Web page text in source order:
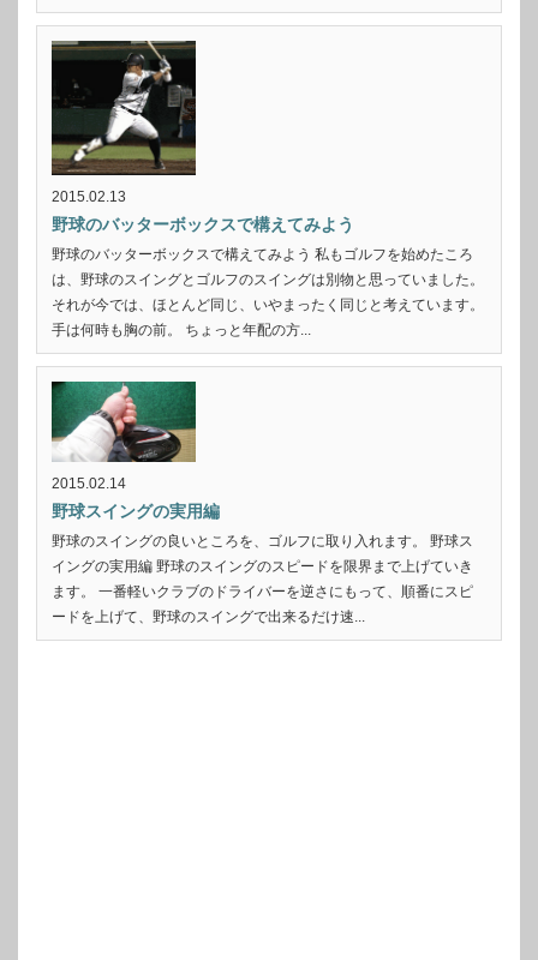
2015.02.13
野球のバッターボックスで構えてみよう
野球のバッターボックスで構えてみよう 私もゴルフを始めたころ
は、野球のスイングとゴルフのスイングは別物と思っていました。
それが今では、ほとんど同じ、いやまったく同じと考えています。
手は何時も胸の前。 ちょっと年配の方...
2015.02.14
野球スイングの実用編
野球のスイングの良いところを、ゴルフに取り入れます。 野球ス
イングの実用編 野球のスイングのスピードを限界まで上げていき
ます。 一番軽いクラブのドライバーを逆さにもって、順番にスピ
ードを上げて、野球のスイングで出来るだけ速...